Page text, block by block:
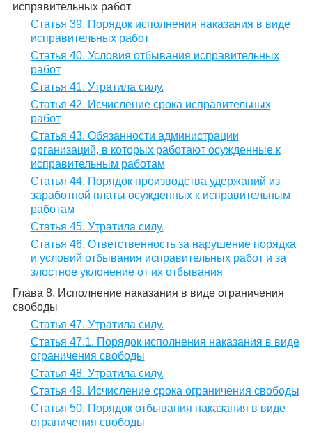
исправительных работ
Статья 39. Порядок исполнения наказания в виде
исправительных работ
Статья 40. Условия отбывания исправительных
работ
Статья 41. Утратила силу.
Статья 42. Исчисление срока исправительных
работ
Статья 43. Обязанности администрации
организаций, в которых работают осужденные к
исправительным работам
Статья 44. Порядок производства удержаний из
заработной платы осужденных к исправительным
работам
Статья 45. Утратила силу.
Статья 46. Ответственность за нарушение порядка
и условий отбывания исправительных работ и за
злостное уклонение от их отбывания
Глава 8. Исполнение наказания в виде ограничения
свободы
Статья 47. Утратила силу.
Статья 47.1. Порядок исполнения наказания в виде
ограничения свободы
Статья 48. Утратила силу.
Статья 49. Исчисление срока ограничения свободы
Статья 50. Порядок отбывания наказания в виде
ограничения свободы